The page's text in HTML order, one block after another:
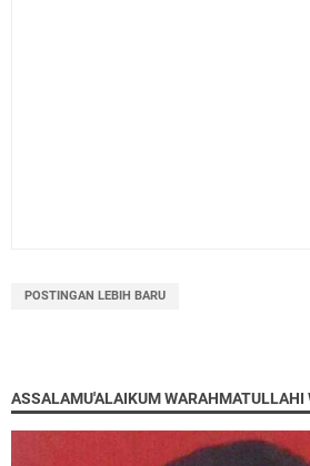
POSTINGAN LEBIH BARU
ASSALAMU'ALAIKUM WARAHMATULLAHI